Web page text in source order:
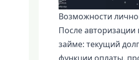
Возможности
После
займе: текущий
функции оплаты,